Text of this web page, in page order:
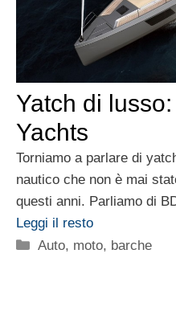
Yatch di
Yachts
Torniamo a parlare di
nautico che non è mai
questi anni. Parliamo di
Leggi il resto
Categorie
Auto, moto, barche